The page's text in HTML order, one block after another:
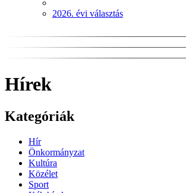
2026. évi választás
Hírek
Kategóriák
Hír
Önkormányzat
Kultúra
Közélet
Sport